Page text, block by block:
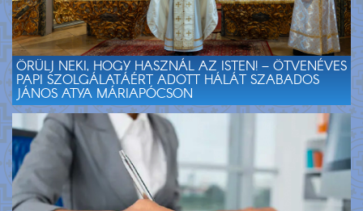
ÖRÜLJ NEKI, HOGY HASZNÁL AZ ISTEN! – ÖTVENÉVES
PAPI SZOLGÁLATÁÉRT ADOTT HÁLÁT SZABADOS
JÁNOS ATYA MÁRIAPÓCSON